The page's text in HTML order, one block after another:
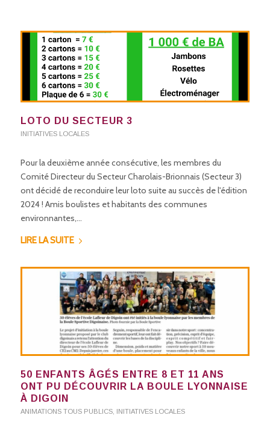
LOTO DU SECTEUR 3
INITIATIVES LOCALES
Pour la deuxième année consécutive, les membres du
Comité Directeur du Secteur Charolais-Brionnais (Secteur 3)
ont décidé de reconduire leur loto suite au succès de l'édition
2024 ! Amis boulistes et habitants des communes
environnantes,…
LIRE LA SUITE
50 ENFANTS ÂGÉS ENTRE 8 ET 11 ANS
ONT PU DÉCOUVRIR LA BOULE LYONNAISE
À DIGOIN
ANIMATIONS TOUS PUBLICS INITIATIVES LOCALES